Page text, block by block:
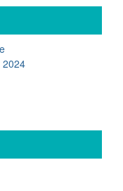
2024